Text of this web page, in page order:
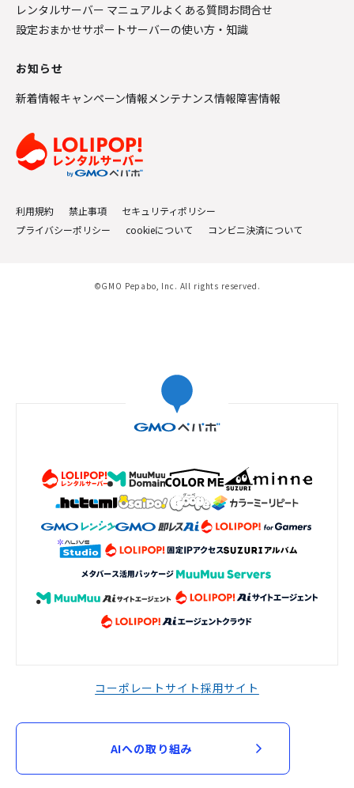
レンタルサーバー マニュアルよくある質問お問合せ
設定おまかせサポートサーバーの使い方・知識
お知らせ
新着情報キャンペーン情報 メンテナンス情報障害情報
利用規約 禁止事項
セキュリティポリシー
プライバシーポリシー
cookieについて コンビニ決済について
©GMO Pepabo, Inc. All rights reserved.
コーポレートサイト採用サイト
AIへの取り組み